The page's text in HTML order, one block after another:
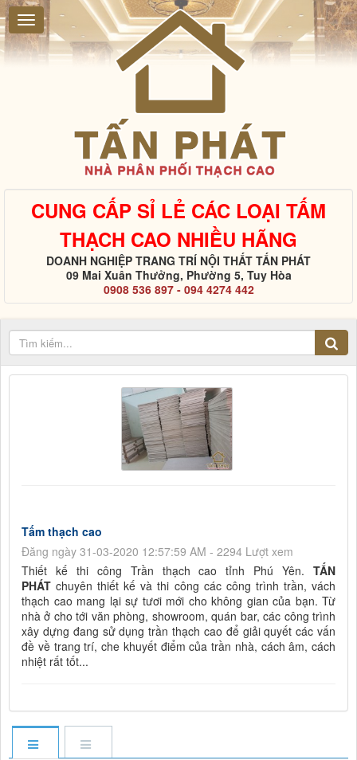
CUNG CẤP SỈ LẺ CÁC LOẠI TẤM
THẠCH CAO NHIỀU HÃNG
DOANH NGHIỆP TRANG TRÍ NỘI THẤT TẤN PHÁT
09 Mai Xuân Thưởng, Phường 5, Tuy Hòa
0908 536 897 - 094 4274 442
Tấm thạch cao
Đăng ngày 31-03-2020 12:57:59 AM - 2294 Lượt xem
Thiết kế thi công Trần thạch cao tỉnh Phú Yên. TẤN
PHÁTchuyên thiết kế và thi công các công trình trần, vách
thạch cao mang lại sự tươi mới cho không gian của bạn. Từ
nhà ở cho tới văn phòng, showroom, quán bar, các công trình
xây dựng đang sử dụng trần thạch cao để giải quyết các vấn
đề về trang trí, che khuyết điểm của trần nhà, cách âm, cách
nhiệt rất tốt...